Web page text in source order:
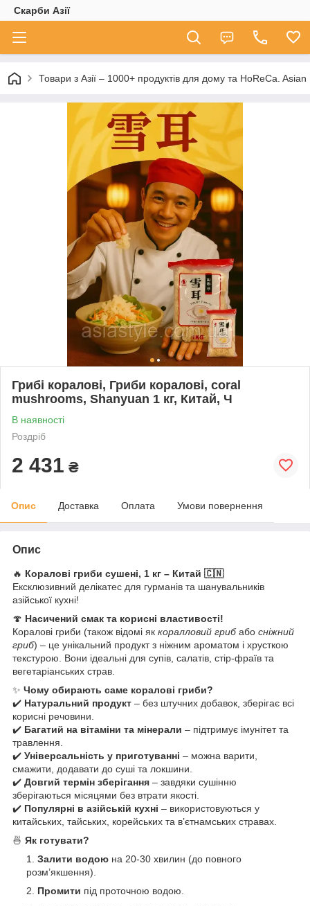
Скарби Азії
Товари з Азії – 1000+ продуктів для дому та HoReCa.
Грибі коралові, Гриби коралові, coral
mushrooms, Shanyuan 1 кг, Китай, Ч
В наявності
Роздріб
2 431 ₴
Опис Доставка Оплата Умови повернення
Опис
🔥 Коралові гриби сушені, 1 кг – Китай 🇨🇳
Ексклюзивний делікатес для гурманів та шанувальників
азійської кухні!
🍄 Насичений смак та корисні властивості!
Коралові гриби (також відомі як коралловий грибабо сніжний
гриб) – це унікальний продукт з ніжним ароматом і хрусткою
текстурою. Вони ідеальні для супів, салатів, стір-фраїв та
вегетаріанських страв.
✨ Чому обирають саме коралові гриби?
✔️ Натуральний продукт – без штучних добавок, зберігає всі
корисні речовини.
✔️ Багатий на вітаміни та мінерали – підтримує імунітет та
травлення.
✔️ Універсальність у приготуванні – можна варити,
смажити, додавати до суші та локшини.
✔️ Довгий термін зберігання – завдяки сушінню
зберігаються місяцями без втрати якості.
✔️ Популярні в азійській кухні – використовуються у
китайських, тайських, корейських та в’єтнамських стравах.
🍜 Як готувати?
Залити водою на 20-30 хвилин (до повного
розм’якшення).
Промити під проточною водою.